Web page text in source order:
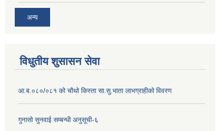
अन्य
विधुतीय शुसासन सेवा
आ.ब.०८०/०८१ को चौथो किस्ता सा.सु.भाता लाभग्राहीको विवरण
गुनासो सुनवाई सम्बन्धी अनुसूची-६